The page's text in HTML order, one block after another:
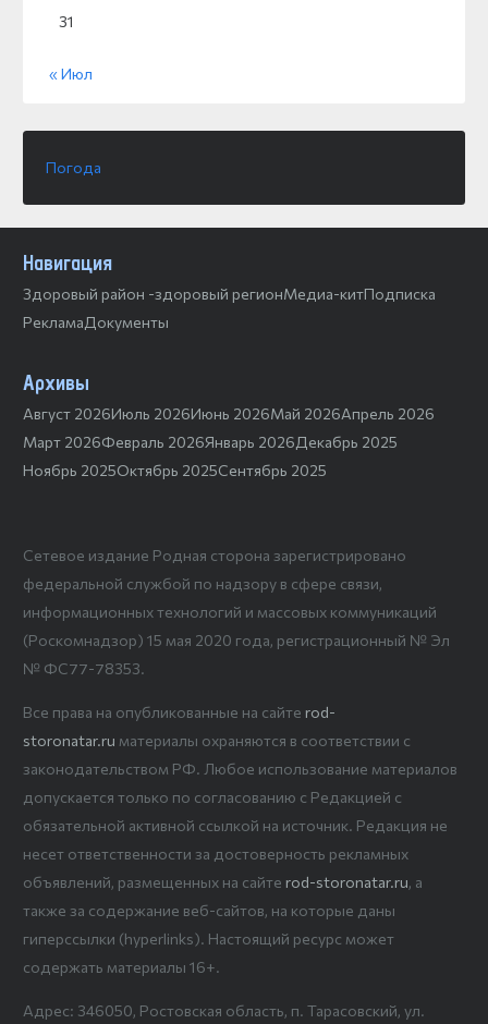
31
« Июл
Погода
Навигация
Здоровый район -здоровый регионМедиа-китПодписка
РекламаДокументы
Архивы
Август 2026Июль 2026Июнь 2026Май 2026Апрель 2026
Март 2026Февраль 2026Январь 2026Декабрь 2025
Ноябрь 2025Октябрь 2025Сентябрь 2025
Сетевое издание Родная сторона зарегистрировано
федеральной службой по надзору в сфере связи,
информационных технологий и массовых коммуникаций
(Роскомнадзор) 15 мая 2020 года, регистрационный № Эл
№ ФС77-78353.
Все права на опубликованные на сайте rod-
storonatar.ru материалы охраняются в соответствии с
законодательством РФ. Любое использование материалов
допускается только по согласованию с Редакцией с
обязательной активной ссылкой на источник. Редакция не
несет ответственности за достоверность рекламных
объявлений, размещенных на сайте rod-storonatar.ru, а
также за содержание веб-сайтов, на которые даны
гиперссылки (hyperlinks). Настоящий ресурс может
содержать материалы 16+.
Адрес: 346050, Ростовская область, п. Тарасовский, ул.